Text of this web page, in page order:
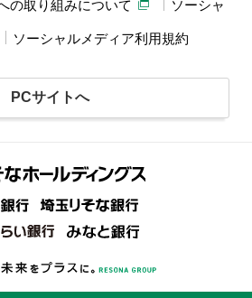
の取り組みについて ソーシャ
ソーシャルメディア利用規約
PCサイトへ